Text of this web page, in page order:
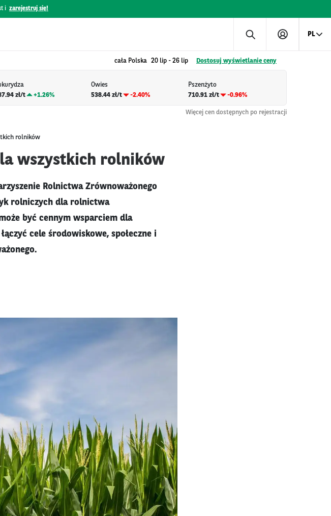
i zarejestruj się!
PL
cała Polska 20 lip - 26 lip Dostosuj wyświetlanie ceny
zł/t
+1.26%
Owies
538.44 zł/t
-2.40%
Pszenżyto
710.91 zł/t
-0.96%
Więcej cen dostępnych po rejestracji
rolników
wszystkich rolników
Rolnictwa Zrównoważonego
rolniczych dla rolnictwa
być cennym wsparciem dla
cele środowiskowe, społeczne i